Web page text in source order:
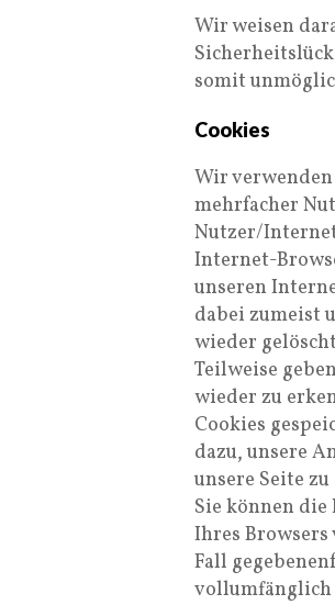
Wir weisen
somit
Cookies
Wir
mehrfacher
Nutzer/
Internet-
unseren
dabei zumeist
wieder
Teilweise
wieder zu
Cookies
dazu, unsere
unsere Seite
Sie können
Ihres
Fall
vollumfänglich